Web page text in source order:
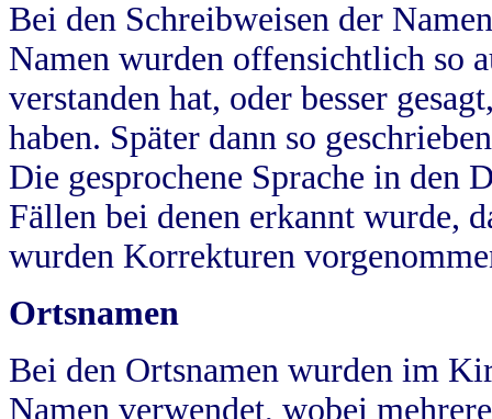
Bei den Schreibweisen der
Namen wurden offensichtlich so
verstanden hat, oder besser
haben. Später dann so
Die gesprochene Sprache in
Fällen bei denen erkannt wurde,
wurden Korrekturen
Ortsnamen
Bei den Ortsnamen wurden im
Namen verwendet, wobei